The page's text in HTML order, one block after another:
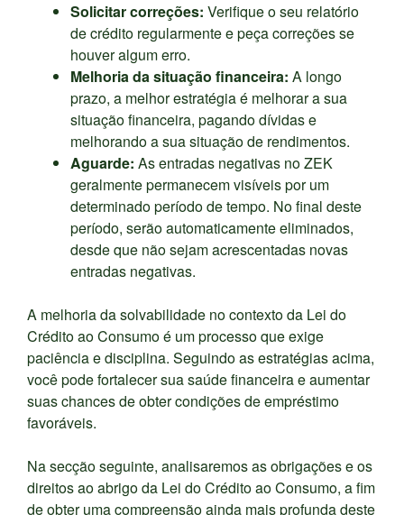
Solicitar correções: Verifique o seu relatório
de crédito regularmente e peça correções se
houver algum erro.
Melhoria da situação financeira: A longo
prazo, a melhor estratégia é melhorar a sua
situação financeira, pagando dívidas e
melhorando a sua situação de rendimentos.
Aguarde: As entradas negativas no ZEK
geralmente permanecem visíveis por um
determinado período de tempo. No final deste
período, serão automaticamente eliminados,
desde que não sejam acrescentadas novas
entradas negativas.
A melhoria da solvabilidade no contexto da Lei do
Crédito ao Consumo é um processo que exige
paciência e disciplina. Seguindo as estratégias acima,
você pode fortalecer sua saúde financeira e aumentar
suas chances de obter condições de empréstimo
favoráveis.
Na secção seguinte, analisaremos as obrigações e os
direitos ao abrigo da Lei do Crédito ao Consumo, a fim
de obter uma compreensão ainda mais profunda deste